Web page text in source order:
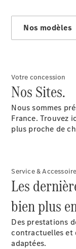
un
Nos modèles
Votre concession
Nos Sites.
Nous sommes
France. Trouvez
plus proche de
Service &
Les
bien plus
Des prestations
contractuelles et
adaptées.